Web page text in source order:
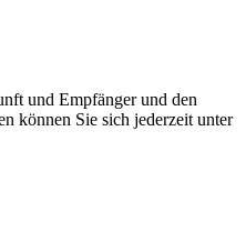
und Empfänger und den
können Sie sich jederzeit unter